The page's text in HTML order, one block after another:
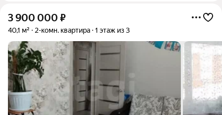
3 900 000 ₽
40,1 м² 2-комн. квартира 1 этаж из 3